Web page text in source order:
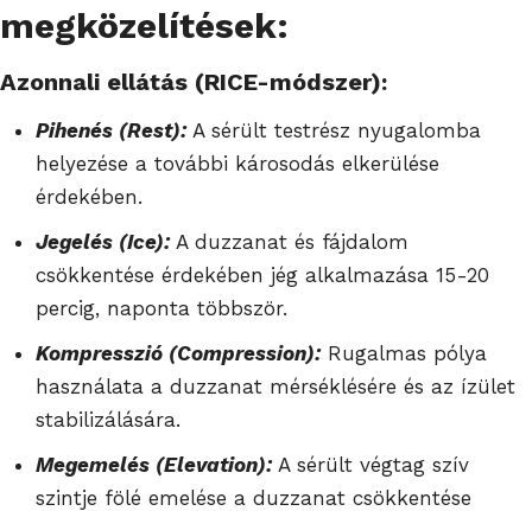
megközelítések:
Azonnali ellátás (RICE-módszer):
Pihenés (Rest): A sérült testrész nyugalomba
helyezése a további károsodás elkerülése
érdekében.
Jegelés (Ice): A duzzanat és fájdalom
csökkentése érdekében jég alkalmazása 15-20
percig, naponta többször.
Kompresszió (Compression):Rugalmas pólya
használata a duzzanat mérséklésére és az ízület
stabilizálására.
Megemelés (Elevation): A sérült végtag szív
szintje fölé emelése a duzzanat csökkentése